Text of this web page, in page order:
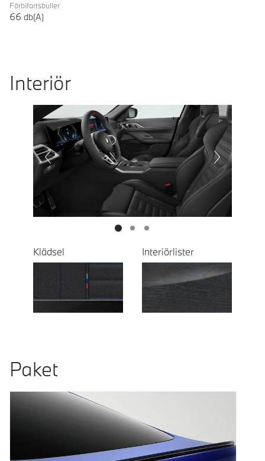
Förbifartsbuller
66 db(A)
Interiör
Prevoius
Next
Klädsel Interiörlister
Paket